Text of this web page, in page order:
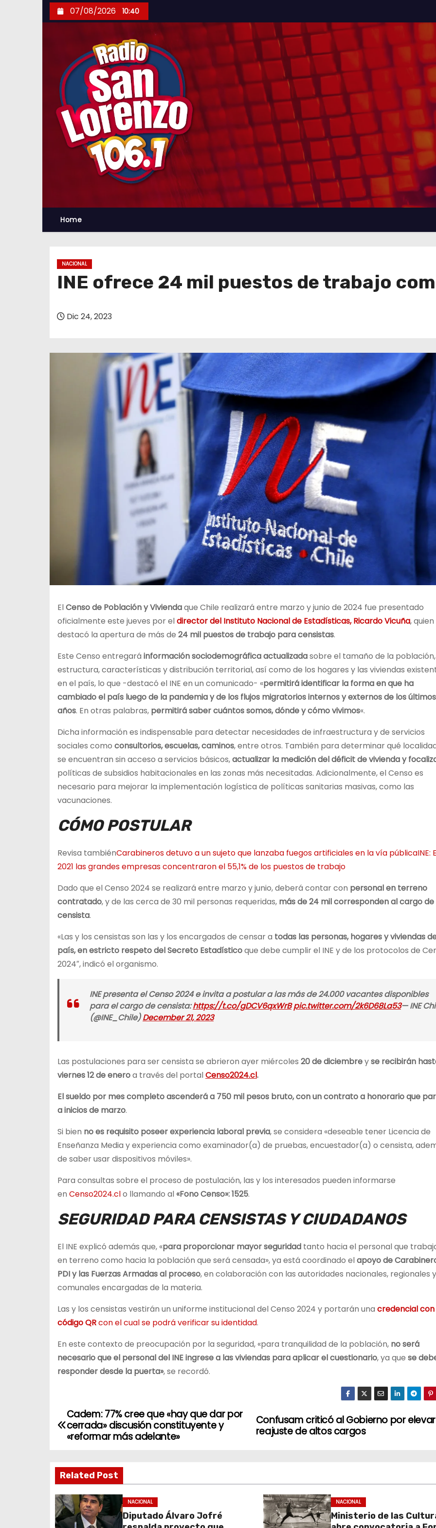
k
07/08/2026 10:40
Home
NACIONAL
INE ofrece 24 mil puestos de trabajo
Dic 24, 2023
ElCenso de Población y Viviendaque Chile realizará entre marzo y junio de 2024 fue presentado
oficialmente este jueves por eldirector del Instituto Nacional de Estadísticas, Ricardo Vicuña, quien
destacó la apertura de más de 24 mil puestos de trabajo para censistas.
Este Censo entregará información sociodemográfica actualizadasobre el tamaño de la población,
estructura, características y distribución territorial, así como de los hogares y las viviendas
en el país, lo que -destacó el INE en un comunicado- «permitirá identificar la forma en que ha
cambiado el país luego de la pandemia y de los flujos migratorios internos y externos de los últimos
años. En otras palabras, permitirá saber cuántos somos, dónde y cómo vivimos«.
Dicha información es indispensable para detectar necesidades de infraestructura y de servicios
sociales como consultorios, escuelas, caminos, entre otros. También para determinar qué
se encuentran sin acceso a servicios básicos,actualizar la medición del déficit de vivienda y
políticas de subsidios habitacionales en las zonas más necesitadas. Adicionalmente, el Censo es
necesario para mejorar la implementación logística de políticas sanitarias masivas, como las
vacunaciones.
CÓMO POSTULAR
Revisa tambiénCarabineros detuvo a un sujeto que lanzaba fuegos artificiales en la vía públicaINE:
2021 las grandes empresas concentraron el 55,1% de los puestos de trabajo
Dado que el Censo 2024 se realizará entre marzo y junio, deberá contar con personal en terreno
contratado, y de las cerca de 30 mil personas requeridas, más de 24 mil corresponden al cargo de
censista.
«Las y los censistas son las y los encargados de censar a todas las personas, hogares y viviendas
país, en estricto respeto del Secreto Estadísticoque debe cumplir el INE y de los protocolos de
2024″, indicó el organismo.
INE presenta el Censo 2024 e invita a postular a las más de 24.000 vacantes disponibles
para el cargo de censista:https://t.co/gDCV6qxWrB pic.twitter.com/2k6D68La53— INE
(@INE_Chile)December 21, 2023
Las postulaciones para ser censista se abrieron ayer miércoles 20 de diciembreyse recibirán
viernes 12 de eneroa través del portalCenso2024.cl.
El sueldo por mes completo ascenderá a 750 mil pesos bruto, con un contrato a honorario que
a inicios de marzo.
Si bien no es requisito poseer experiencia laboral previa, se considera «deseable tener Licencia de
Enseñanza Media y experiencia como examinador(a) de pruebas, encuestador(a) o censista,
de saber usar dispositivos móviles».
Para consultas sobre el proceso de postulación, las y los interesados pueden informarse
en Censo2024.clo llamando al«Fono Censo»: 1525.
SEGURIDAD PARA CENSISTAS Y CIUDADANOS
El INE explicó además que, «para proporcionar mayor seguridad tanto hacia el personal que
en terreno como hacia la población que será censada», ya está coordinado elapoyo de
PDI y las Fuerzas Armadas al proceso, en colaboración con las autoridades nacionales, regionales y
comunales encargadas de la materia.
Las y los censistas vestirán un uniforme institucional del Censo 2024 y portarán una credencial con
código QRcon el cual se podrá verificar su identidad.
En este contexto de preocupación por la seguridad, «para tranquilidad de la población, no será
necesario que el personal del INE ingrese a las viviendas para aplicar el cuestionario, ya que se
responder desde la puerta», se recordó.
N
e
g
a
Confusam criticó al Gobierno por elevar
reajuste de altos cargos
Cadem: 77% cree que «hay que dar por
cerrada» discusión constituyente y
«reformar más adelante»
Related Post
NACIONAL
Diputado Álvaro Jofré
NACIONAL
Ministerio de las